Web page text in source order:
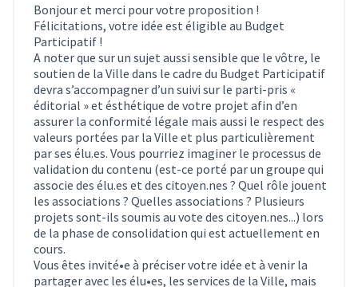
Bonjour et merci pour votre proposition !
Félicitations, votre idée est éligible au Budget
Participatif !
A noter que sur un sujet aussi sensible que le vôtre, le
soutien de la Ville dans le cadre du Budget Participatif
devra s’accompagner d’un suivi sur le parti-pris «
éditorial » et ésthétique de votre projet afin d’en
assurer la conformité légale mais aussi le respect des
valeurs portées par la Ville et plus particulièrement
par ses élu.es. Vous pourriez imaginer le processus de
validation du contenu (est-ce porté par un groupe qui
associe des élu.es et des citoyen.nes ? Quel rôle jouent
les associations ? Quelles associations ? Plusieurs
projets sont-ils soumis au vote des citoyen.nes...) lors
de la phase de consolidation qui est actuellement en
cours.
Vous êtes invité•e à préciser votre idée et à venir la
partager avec les élu•es, les services de la Ville, mais